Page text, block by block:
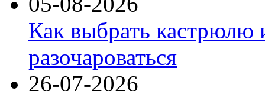
Как выбрать кастрюлю
разочароваться
26-07-2026